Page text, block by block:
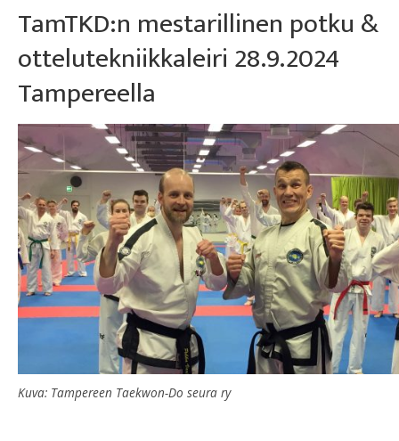
TamTKD:n mestarillinen potku &
ottelutekniikkaleiri 28.9.2024
Tampereella
Kuva: Tampereen Taekwon-Do seura ry